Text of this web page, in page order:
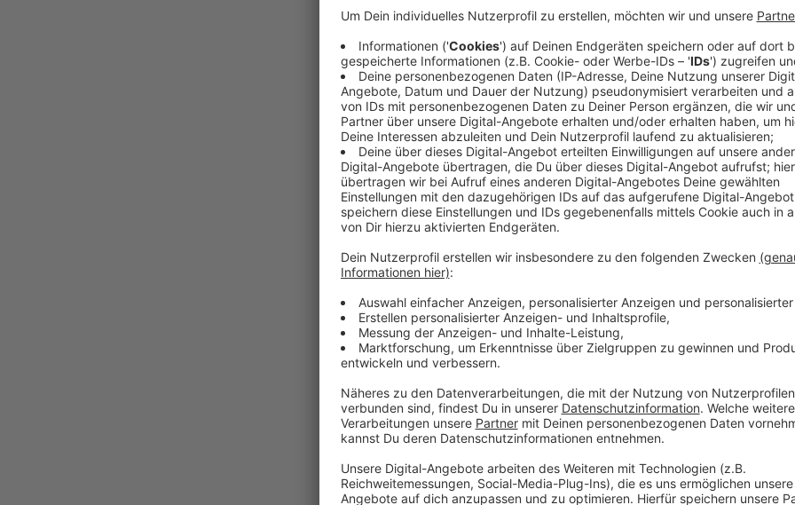
"Niemand von uns hätte damals gedacht, dass wir
Irrungen und Wirrungen, Abenteuern, Hits, Pleiten,
unterwegs sind, und vor allem gemeinsam immer
die Band gemeinsam verlauten. Zum runden
einer umfangreichen Werkschau, die in einer
erscheint. Für Campino und Co. sei es
zelebrieren. Sieben brandneue Stücke seien
Nummern überarbeitet oder auf Stand gebracht,
rundmachen. Das Album könnt ihr euch hier in voller
Anzeige
Jürgen Bangert